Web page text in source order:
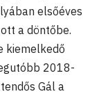
elsőéves
a döntőbe.
kiemelkedő
2018-
Gál a